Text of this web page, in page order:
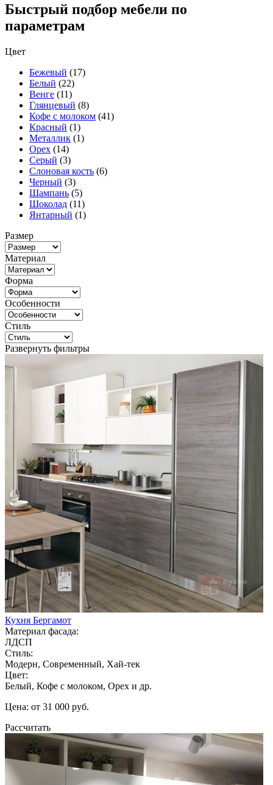
Быстрый подбор мебели по
параметрам
Цвет
Бежевый (17)
Белый (22)
Венге (11)
Глянцевый (8)
Кофе с молоком (41)
Красный (1)
Металлик (1)
Орех (14)
Серый (3)
Слоновая кость (6)
Черный (3)
Шампань (5)
Шоколад (11)
Янтарный (1)
Размер
Материал
Форма
Особенности
Стиль
Развернуть фильтры
Кухня Бергамот
Материал фасада:
ЛДСП
Стиль:
Модерн, Современный, Хай-тек
Цвет:
Белый, Кофе с молоком, Орех и др.
Цена: от 31 000 руб.
Рассчитать